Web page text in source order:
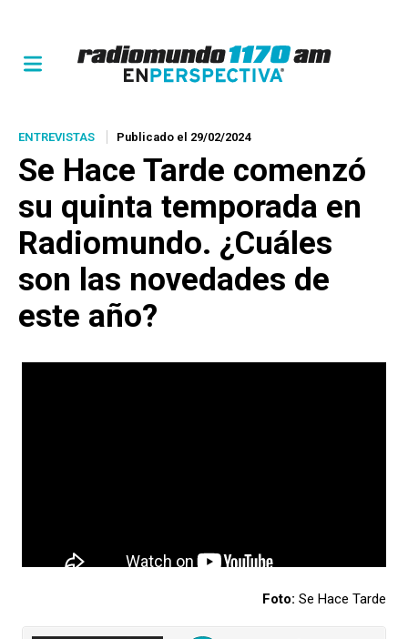
ENTREVISTAS Publicado el 29/02/2024
Se Hace Tarde comenzó
su quinta temporada en
Radiomundo. ¿Cuáles
son las novedades de
este año?
Foto: Se Hace Tarde